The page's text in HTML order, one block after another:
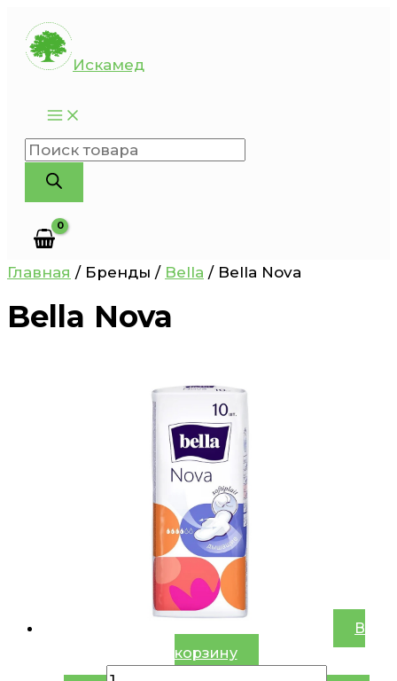
Перейти
содержимому
Искамед
Поиск
товаров
Главная / Бренды / Bella / Bella Nova
Bella Nova
В
корзину